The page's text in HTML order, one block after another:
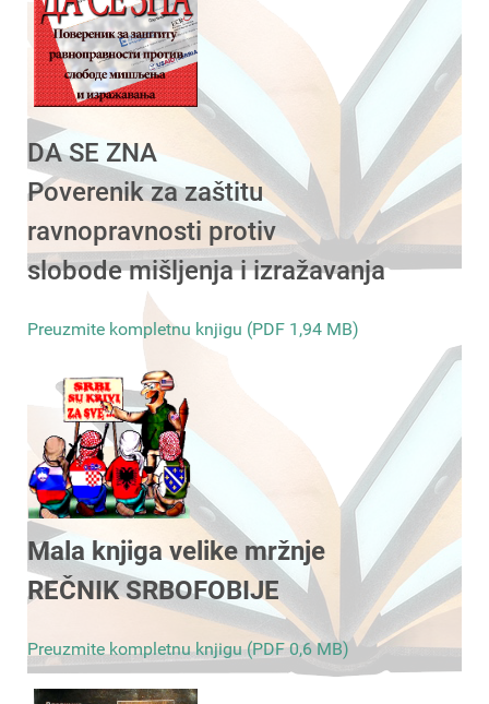
DA SE ZNA
Poverenik za zaštitu
ravnopravnosti protiv
slobode mišljenja i izražavanja
Preuzmite kompletnu knjigu (PDF 1,94 MB)
Mala knjiga velike mržnje
REČNIK SRBOFOBIJE
Preuzmite kompletnu knjigu (PDF 0,6 MB)